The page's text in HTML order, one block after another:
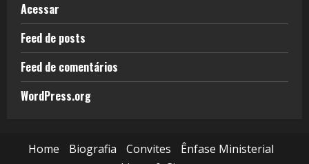
Acessar
Feed de posts
Feed de comentários
WordPress.org
Home Biografia Convites
Ênfase Ministerial